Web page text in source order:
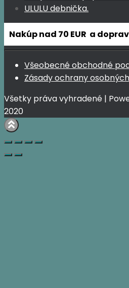
ULULU debnička.
Nakúp nad 70 EUR a
Všeobecné obchodné
Zásady ochrany
Všetky práva vyhradené |
2020